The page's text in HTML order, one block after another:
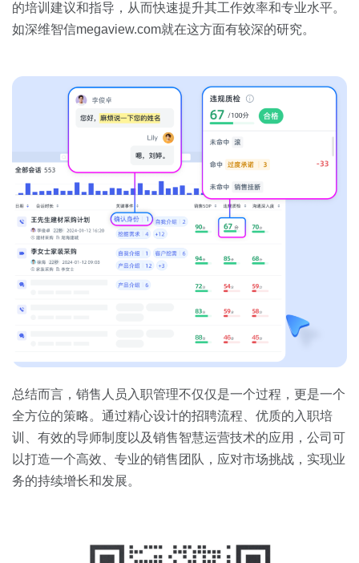
的培训建议和指导，从而快速提升其工作效率和专业水平。
如深维智信megaview.com就在这方面有较深的研究。
总结而言，销售人员入职管理不仅仅是一个过程，更是一个
全方位的策略。通过精心设计的招聘流程、优质的入职培
训、有效的导师制度以及销售智慧运营技术的应用，公司可
以打造一个高效、专业的销售团队，应对市场挑战，实现业
务的持续增长和发展。